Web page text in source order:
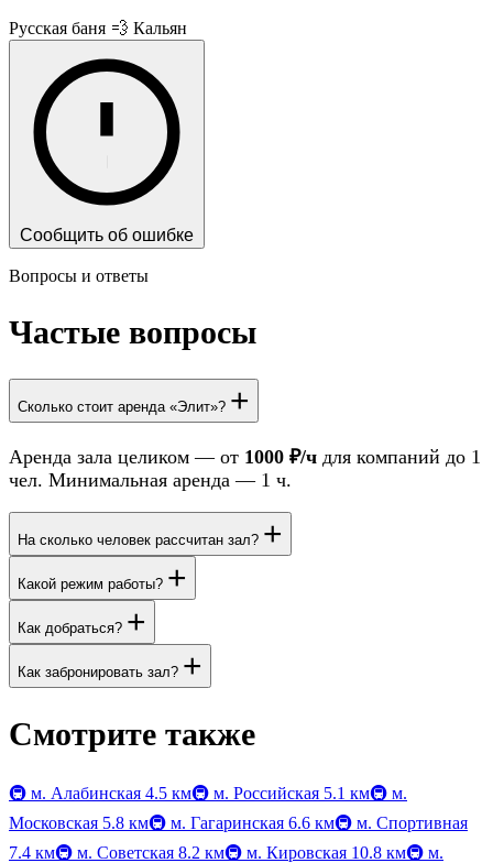
Русская баня 💨 Кальян
Сообщить об ошибке
Вопросы и ответы
Частые вопросы
Сколько стоит аренда «Элит»? +
Аренда зала целиком — от 1000 ₽/ч для компаний до 1
чел. Минимальная аренда — 1 ч.
На сколько человек рассчитан зал? +
Какой режим работы? +
Как добраться? +
Как забронировать зал? +
Смотрите также
🚇 м. Алабинская 4.5 км🚇 м. Российская 5.1 км🚇 м.
Московская 5.8 км🚇 м. Гагаринская 6.6 км🚇 м. Спортивная
7.4 км🚇 м. Советская 8.2 км🚇 м. Кировская 10.8 км🚇 м.